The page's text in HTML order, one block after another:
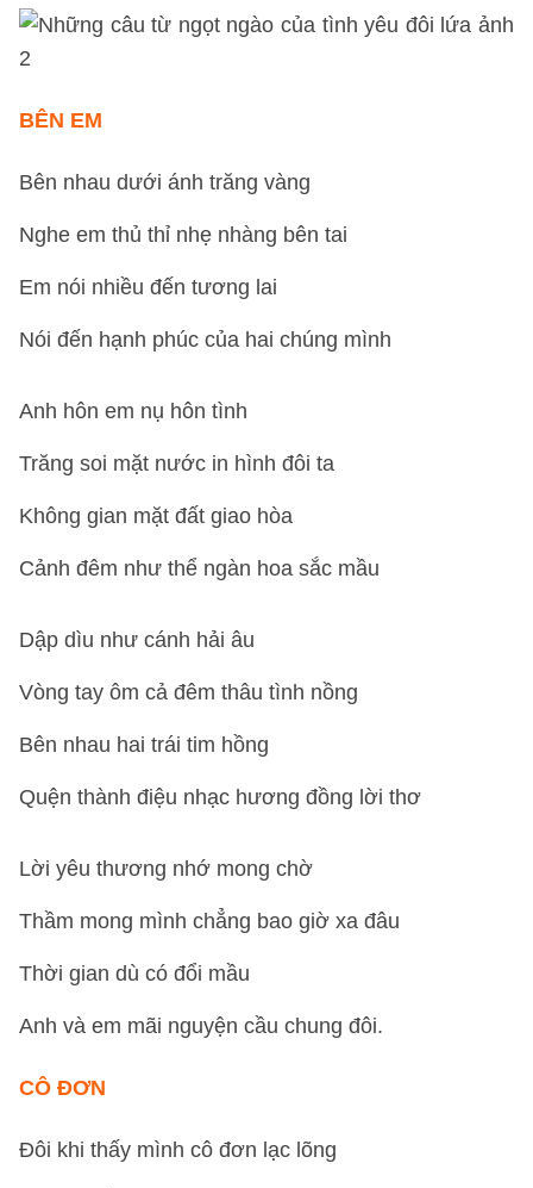
BÊN EM
Bên nhau dưới ánh trăng vàng
Nghe em thủ thỉ nhẹ nhàng bên tai
Em nói nhiều đến tương lai
Nói đến hạnh phúc của hai chúng mình
Anh hôn em nụ hôn tình
Trăng soi mặt nước in hình đôi ta
Không gian mặt đất giao hòa
Cảnh đêm như thể ngàn hoa sắc mầu
Dập dìu như cánh hải âu
Vòng tay ôm cả đêm thâu tình nồng
Bên nhau hai trái tim hồng
Quện thành điệu nhạc hương đồng lời thơ
Lời yêu thương nhớ mong chờ
Thầm mong mình chẳng bao giờ xa đâu
Thời gian dù có đổi mầu
Anh và em mãi nguyện cầu chung đôi.
CÔ ĐƠN
Đôi khi thấy mình cô đơn lạc lõng